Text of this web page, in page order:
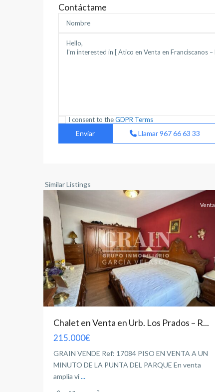
Contáctame
I consent to theGDPR Terms
Llamar967 66 63 33
Similar Listings
Industria,
Llanos
del
Agila,
Parque
Santa
,
Albacete
capital
Venta
Chalet en Venta en Urb. Los Prados – R...
215.000€
GRAIN VENDE Ref: 17084 PISO EN VENTA A UN
MINUTO DE LA PUNTA DEL PARQUE En venta
amplia vi...